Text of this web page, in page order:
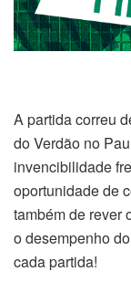
A partida correu
do Verdão no
invencibilidade
oportunidade de
também de rever
o desempenho
cada partida!